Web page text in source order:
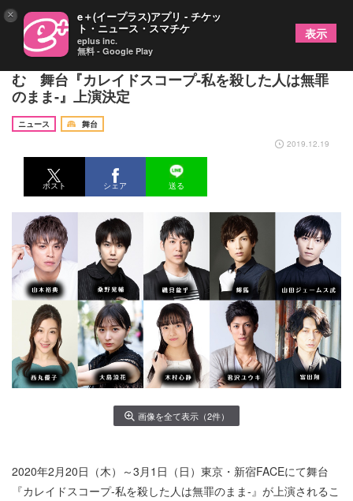
山本裕典、富田翔、君沢ユウキら10名が密室劇に挑
む 舞台『カレイドスコープ‐私を殺した人は無罪
のまま‐』上演決定
ニュース
舞台
2019.12.19
ポスト シェア 送る
画像を全て表示（2件）
2020年2月20日（木）～3月1日（日）東京・新宿FACEにて舞台
『カレイドスコープ‐私を殺した人は無罪のまま‐』が上演されるこ
× e＋(イープラス)アプリ - チケッ
ト・ニュース・スマチケ
eplus inc.
無料 - Google Play
表示